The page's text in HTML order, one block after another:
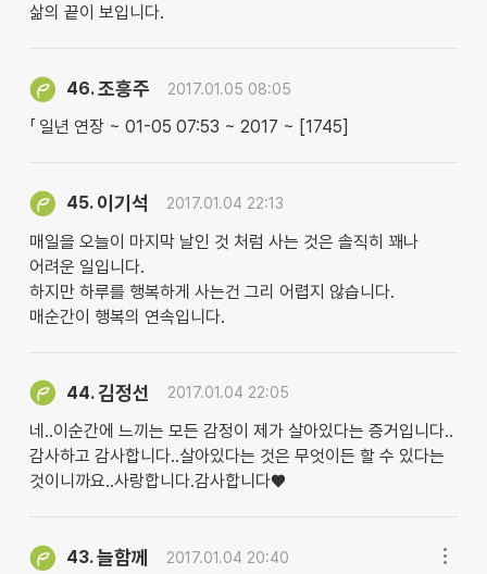
삶의 끝이 보입니다.
46.조흥주 2017.01.05 08:05
「 일년 연장 ~ 01-05 07:53 ~ 2017 ~ [1745]
45. 이기석 2017.01.04 22:13
매일을 오늘이 마지막 날인 것 처럼 사는 것은 솔직히 꽤나
어려운 일입니다.
하지만 하루를 행복하게 사는건 그리 어렵지 않습니다.
매순간이 행복의 연속입니다.
44.김정선 2017.01.04 22:05
네..이순간에 느끼는 모든 감정이 제가 살아있다는 증거입니다..
감사하고 감사합니다..살아있다는 것은 무엇이든 할 수 있다는
것이니까요..사랑합니다.감사합니다♥
43.늘함께 2017.01.04 20:40